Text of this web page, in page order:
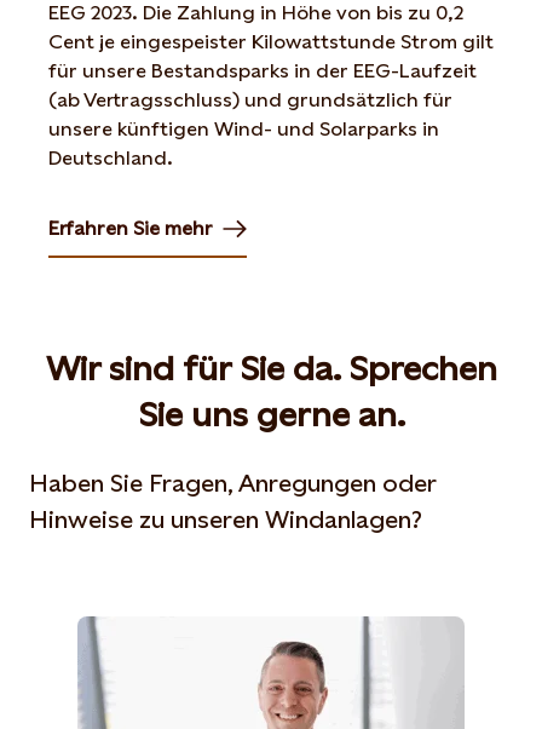
EEG 2023. Die Zahlung in Höhe von bis zu 0,2
Cent je eingespeister Kilowattstunde Strom gilt
für unsere Bestandsparks in der EEG-Laufzeit
(ab Vertragsschluss) und grundsätzlich für
unsere künftigen Wind- und Solarparks in
Deutschland.
Erfahren Sie mehr
Opens in new tab or window
Wir sind für Sie da. Sprechen
Sie uns gerne an.
Haben Sie Fragen, Anregungen oder
Hinweise zu unseren Windanlagen?